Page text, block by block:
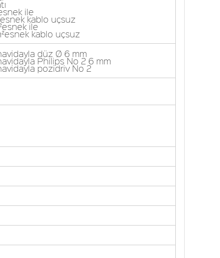
ile
kablo uçsuz
ile
kablo uçsuz
düz Ø 6 mm
Philips No 2 6 mm
pozidriv No 2